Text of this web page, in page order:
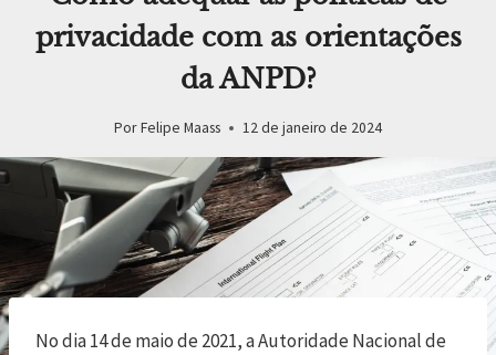
privacidade com as orientações
da ANPD?
Por Felipe Maass 12 de janeiro de 2024
No dia 14 de maio de 2021, a Autoridade Nacional de